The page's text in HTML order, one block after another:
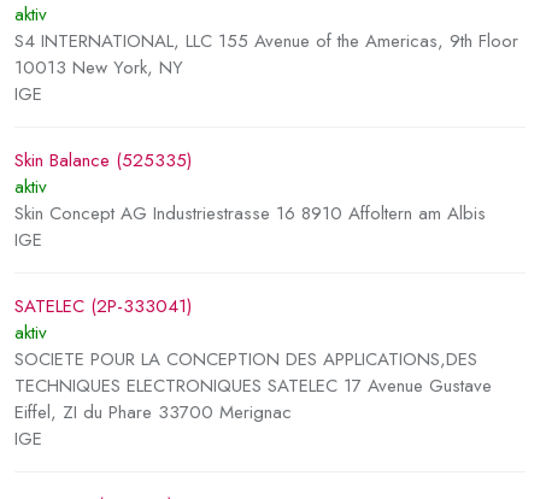
aktiv
S4 INTERNATIONAL, LLC 155 Avenue of the Americas, 9th Floor
10013 New York, NY
IGE
Skin Balance (525335)
aktiv
Skin Concept AG Industriestrasse 16 8910 Affoltern am Albis
IGE
SATELEC (2P-333041)
aktiv
SOCIETE POUR LA CONCEPTION DES APPLICATIONS,DES
TECHNIQUES ELECTRONIQUES SATELEC 17 Avenue Gustave
Eiffel, ZI du Phare 33700 Merignac
IGE